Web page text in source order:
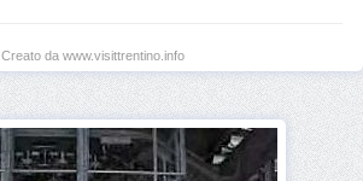
Creato da www.visittrentino.info